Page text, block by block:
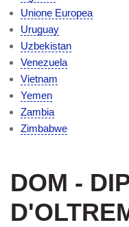
Unione Europea
Uruguay
Uzbekistan
Venezuela
Vietnam
Yemen
Zambia
Zimbabwe
DOM -